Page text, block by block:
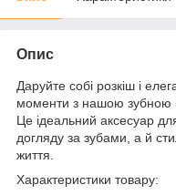
Опис
Даруйте собі розкіш і
моменти з нашою зубною
Це ідеальний аксесуар
догляду за зубами, а й
життя.
Характеристики товару: